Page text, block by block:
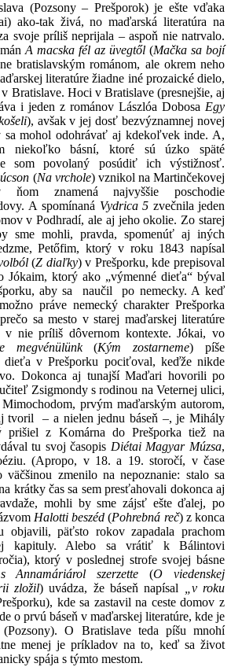
(Pozsony – Prešporok) je ešte vďaka
ako-tak živá, no maďarská literatúra na
svoje príliš neprijala – aspoň nie natrvalo.
A macska fél az üvegtől (Mačka sa bojí
bratislavským románom, ale okrem neho
literatúre žiadne iné prozaické dielo,
Bratislave. Hoci v Bratislave (presnejšie, aj
i jeden z románov Lászlóa Dobosa Egy
), avšak v jej dosť bezvýznamnej novej
mohol odohrávať aj kdekoľvek inde. A,
niekoľko básní, ktoré sú úzko späté
som povolaný posúdiť ich výstižnosť.
(Na vrchole) vznikol na Martinčekovej
znamená najvyššie poschodie
A spomínaná Vydrica 5 zvečnila jeden
v Podhradí, ale aj jeho okolie. Zo starej
sme mohli, pravda, spomenúť aj iných
Petőfim, ktorý v roku 1843 napísal
(Z diaľky) v Prešporku, kde prepisoval
Jókaim, ktorý ako „výmenné dieťa“ býval
aby sa naučil po nemecky. A keď
práve nemecký charakter Prešporka
sa mesto v starej maďarskej literatúre
v nie príliš dôvernom kontexte. Jókai, vo
megvénülünk(Kým zostarneme) píše
v Prešporku pociťoval, keďže nikde
Dokonca aj tunajší Maďari hovorili po
Zsigmondy s rodinou na Veternej ulici,
prvým maďarským autorom,
tvoril – a nielen jednu báseň –, je Mihály
prišiel z Komárna do Prešporka tiež na
tu svoj časopis Diétai Magyar Múzsa,
(Apropo, v 18. a 19. storočí, v čase
väčšinou zmenilo na nepoznanie: stalo sa
krátky čas sa sem presťahovali dokonca aj
mohli by sme zájsť ešte ďalej, po
Halotti beszéd (Pohrebná reč) z konca
päťsto rokov zapadala prachom
kapituly. Alebo sa vrátiť k Bálintovi
ktorý v poslednej strofe svojej básne
Annamáriárol szerzette (O viedenskej
zložil) uvádza, že báseň napísal
„v roku
kde sa zastavil na ceste domov z
o prvú báseň v maďarskej literatúre, kde je
(Pozsony). O Bratislave teda píšu mnohí
menej je príkladov na to, keď sa život
spája s týmto mestom.